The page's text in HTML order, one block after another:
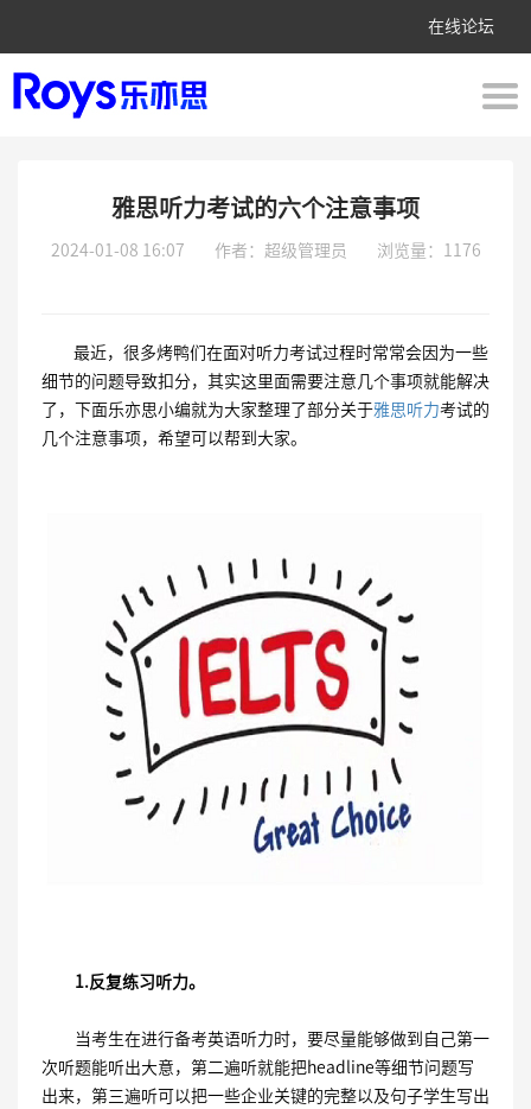
在线论坛
雅思听力考试的六个注意事项
2024-01-08 16:07 作者：超级管理员 浏览量：1176
最近，很多烤鸭们在面对听力考试过程时常常会因为一些
细节的问题导致扣分，其实这里面需要注意几个事项就能解决
了，下面乐亦思小编就为大家整理了部分关于雅思听力考试的
几个注意事项，希望可以帮到大家。
1.反复练习听力。
当考生在进行备考英语听力时，要尽量能够做到自己第一
次听题能听出大意，第二遍听就能把headline等细节问题写
出来，第三遍听可以把一些企业关键的完整以及句子学生写出